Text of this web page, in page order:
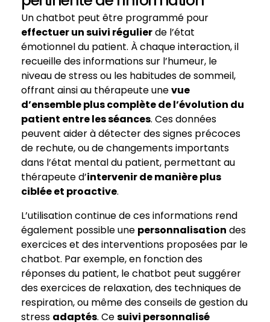
Un chatbot peut être programmé pour
effectuer un suivi régulierde l’état
émotionnel du patient. À chaque interaction, il
recueille des informations sur l’humeur, le
niveau de stress ou les habitudes de sommeil,
offrant ainsi au thérapeute unevue
d’ensemble plus complète de l’évolution du
patient entre les séances. Ces données
peuvent aider à détecter des signes précoces
de rechute, ou de changements importants
dans l’état mental du patient, permettant au
thérapeute d’intervenir de manière plus
ciblée et proactive.
L’utilisation continue de ces informations rend
également possible une personnalisation des
exercices et des interventions proposées par le
chatbot. Par exemple, en fonction des
réponses du patient, le chatbot peut suggérer
des exercices de relaxation, des techniques de
respiration, ou même des conseils de gestion du
stress adaptés. Cesuivi personnalisé